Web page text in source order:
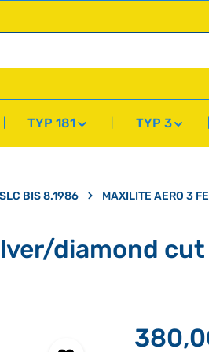
TYP 181 TYP 3
BIS 8.1986 MAXILITE AERO 3
diamond cut